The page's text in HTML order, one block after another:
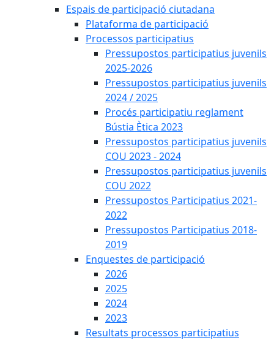
Espais de participació ciutadana
Plataforma de participació
Processos participatius
Pressupostos participatius juvenils
2025-2026
Pressupostos participatius juvenils
2024 / 2025
Procés participatiu reglament
Bústia Ètica 2023
Pressupostos participatius juvenils
COU 2023 - 2024
Pressupostos participatius juvenils
COU 2022
Pressupostos Participatius 2021-
2022
Pressupostos Participatius 2018-
2019
Enquestes de participació
2026
2025
2024
2023
Resultats processos participatius